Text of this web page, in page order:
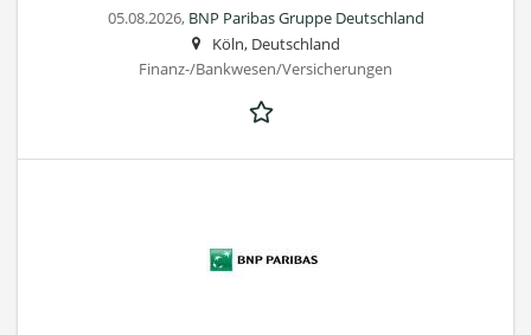
05.08.2026, BNP Paribas Gruppe Deutschland
Köln, Deutschland
Finanz-/Bankwesen/Versicherungen